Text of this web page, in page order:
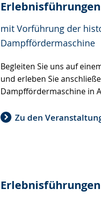
Erlebnisführungen
mit Vorführung der
Dampffördermaschine
Begleiten Sie uns auf
und erleben Sie
Dampffördermaschine in
Zu den
Erlebnisführungen